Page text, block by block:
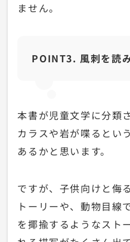
ません。
POINT3. 風刺を読
本書が児童文学に分類
カラスや岩が喋るとい
あるかと思います。
ですが、 子供向けと侮
トーリーや、動物目線
を揶揄するようなスト